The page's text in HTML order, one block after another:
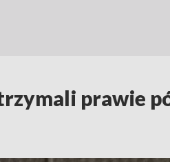
prawie